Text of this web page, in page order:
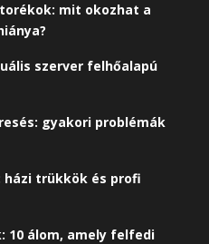
mit okozhat a
szerver felhőalapú
gyakori problémák
házi trükkök és profi
10 álom, amely felfedi